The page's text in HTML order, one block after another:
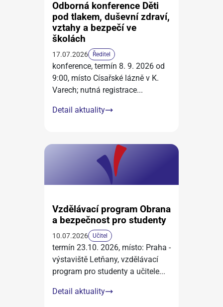
Odborná konference Děti
pod tlakem, duševní zdraví,
vztahy a bezpečí ve
školách
17.07.2026 Ředitel
konference, termín 8. 9. 2026 od
9:00, místo Císařské lázně v K.
Varech; nutná registrace...
Detail aktuality
Vzdělávací program Obrana
a bezpečnost pro studenty
10.07.2026 Učitel
termín 23.10. 2026, místo: Praha -
výstaviště Letňany, vzdělávací
program pro studenty a učitele...
Detail aktuality